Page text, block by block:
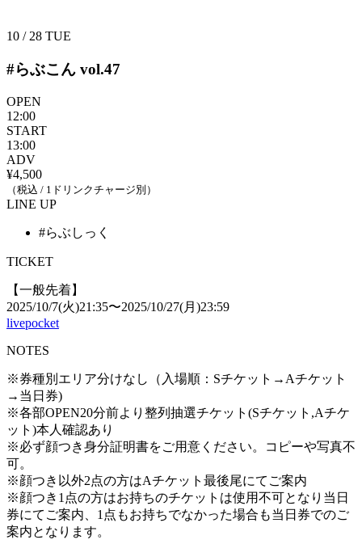
10 / 28 TUE
#らぶこん vol.47
OPEN
12:00
START
13:00
ADV
¥4,500
（税込 / 1ドリンクチャージ別）
LINE UP
#らぶしっく
TICKET
【一般先着】
2025/10/7(火)21:35〜2025/10/27(月)23:59
livepocket
NOTES
※券種別エリア分けなし（入場順：Sチケット→Aチケット
→当日券)
※各部OPEN20分前より整列抽選チケット(Sチケット,Aチケ
ット)本人確認あり
※必ず顔つき身分証明書をご用意ください。コピーや写真不
可。
※顔つき以外2点の方はAチケット最後尾にてご案内
※顔つき1点の方はお持ちのチケットは使用不可となり当日
券にてご案内、1点もお持ちでなかった場合も当日券でのご
案内となります。